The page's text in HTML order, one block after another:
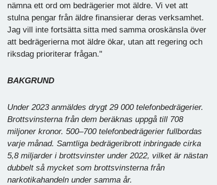
nämna ett ord om bedrägerier mot äldre. Vi vet att
stulna pengar från äldre finansierar deras verksamhet.
Jag vill inte fortsätta sitta med samma oroskänsla över
att bedrägerierna mot äldre ökar, utan att regering och
riksdag prioriterar frågan."
BAKGRUND
Under 2023 anmäldes drygt 29 000 telefonbedrägerier.
Brottsvinsterna från dem beräknas uppgå till 708
miljoner kronor. 500–700 telefonbedrägerier fullbordas
varje månad. Samtliga bedrägeribrott inbringade cirka
5,8 miljarder i brottsvinster under 2022, vilket är nästan
dubbelt så mycket som brottsvinsterna från
narkotikahandeln under samma år.